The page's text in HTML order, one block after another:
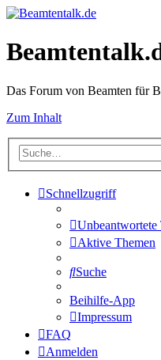
Das Forum von Beamten für
Zum Inhalt
Schnellzugriff
Unbeantwortete
Aktive Themen
Suche
Beihilfe-App
Impressum
FAQ
Anmelden